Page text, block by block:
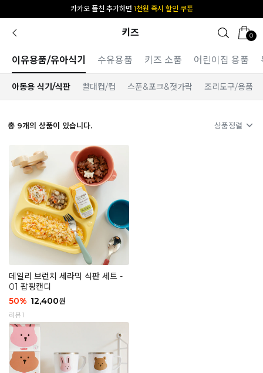
카카오 플친 추가하면 1천원 즉시 할인 쿠폰
키즈 0
이유용품/유아식기 수유용품 키즈 소품 어린이집 용품
아동용 식기/식판 빨대컵/컵 스푼&포크&젓가락 조리도구/용품
총 9개의 상품이 있습니다. 상품정렬
데일리 브런치 세라믹 식판 세트 -
01 팝핑캔디
50% 12,400원
리뷰 1